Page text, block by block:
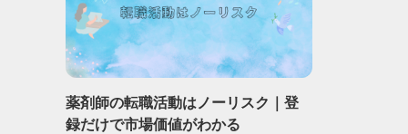
薬剤師の転職活動はノーリスク｜登
録だけで市場価値がわかる